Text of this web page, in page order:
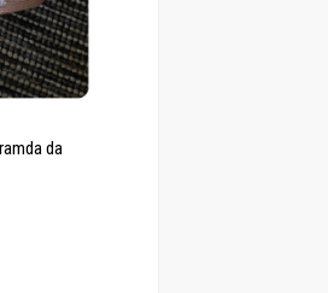
da